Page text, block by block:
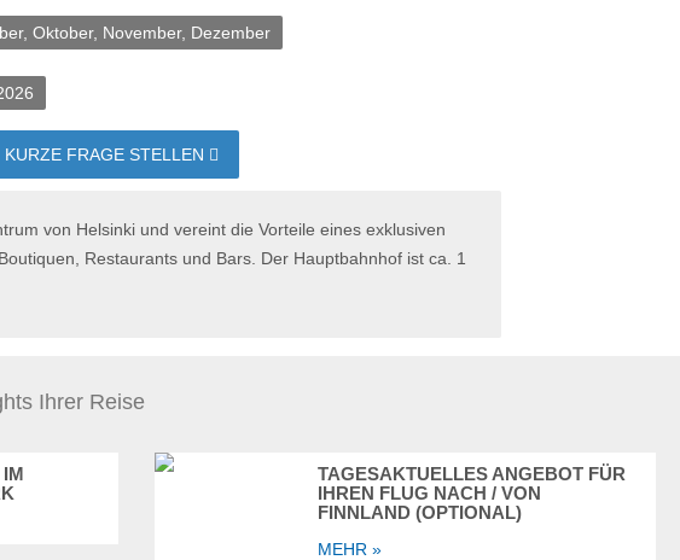
Oktober, November, Dezember
KURZE FRAGE STELLEN
von Helsinki und vereint die Vorteile eines exklusiven
Restaurants und Bars. Der Hauptbahnhof ist ca. 1
Ihrer Reise
TAGESAKTUELLES ANGEBOT FÜR
IHREN FLUG NACH / VON
FINNLAND (OPTIONAL)
MEHR »